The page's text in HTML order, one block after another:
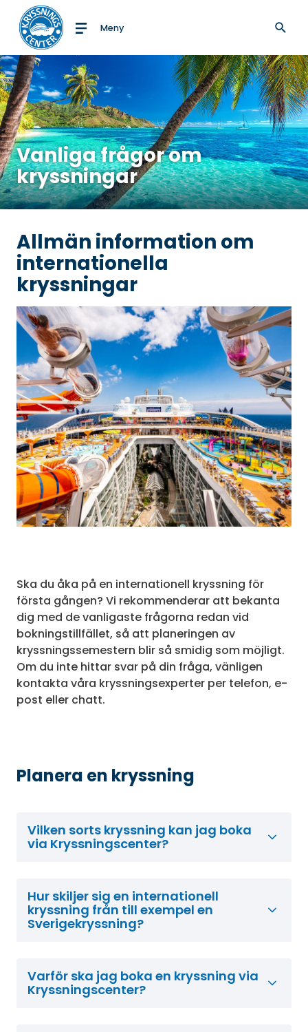
Till startsidan
Meny
Vanliga frågor om
kryssningar
Allmän information om
internationella
kryssningar
Ska du åka på en internationell kryssning för
första gången? Vi rekommenderar att bekanta
dig med de vanligaste frågorna redan vid
bokningstillfället, så att planeringen av
kryssningssemestern blir så smidig som möjligt.
Om du inte hittar svar på din fråga, vänligen
kontakta våra kryssningsexperter per telefon, e-
post eller chatt.
Planera en kryssning
Vilken sorts kryssning kan jag boka
via Kryssningscenter?
Hur skiljer sig en internationell
kryssning från till exempel en
Sverigekryssning?
Varför ska jag boka en kryssning via
Kryssningscenter?